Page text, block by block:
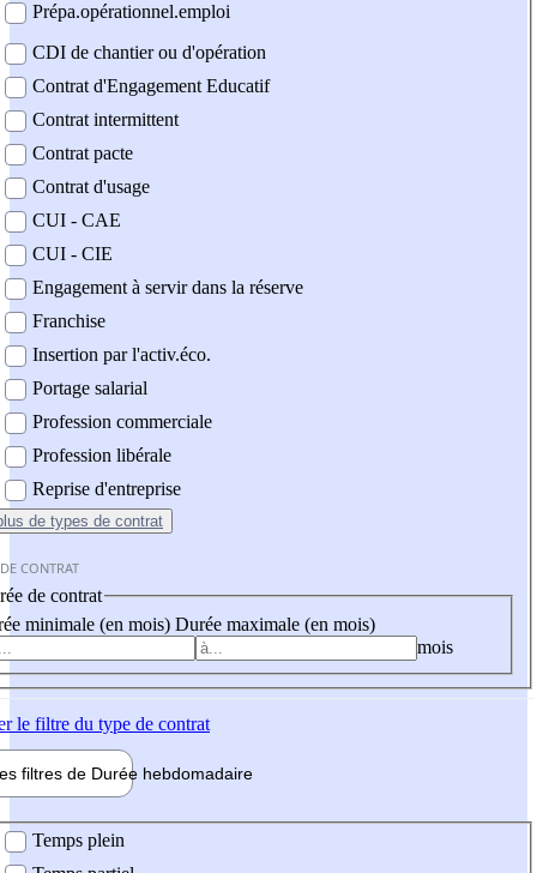
Prépa.opérationnel.emploi
CDI de chantier ou d'opération
Contrat d'Engagement Educatif
Contrat intermittent
Contrat pacte
Contrat d'usage
CUI - CAE
CUI - CIE
Engagement à servir dans la réserve
Franchise
Insertion par l'activ.éco.
Portage salarial
Profession commerciale
Profession libérale
Reprise d'entreprise
de types de contrat
CONTRAT
de contrat
minimale (en mois) Durée maximale (en mois)
mois
le filtre du type de contrat
filtres de Durée hebdomadaire
Temps plein